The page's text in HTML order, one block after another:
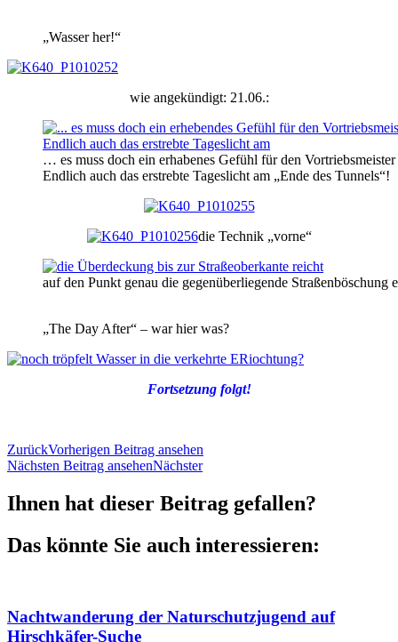
„Wasser her!“
wie angekündigt: 21.06.:
… es muss doch ein erhabenes Gefühl für den Vortriebsmeister
Endlich auch das erstrebte Tageslicht am „Ende des Tunnels“!
die Technik „vorne“
auf den Punkt genau die gegenüberliegende Straßenböschung
„The Day After“ – war hier was?
Fortsetzung folgt!
ZurückVorherigen Beitrag ansehen
Nächsten Beitrag ansehenNächster
Ihnen hat dieser Beitrag gefallen?
Das könnte Sie auch interessieren:
Nachtwanderung der Naturschutzjugend auf
Hirschkäfer-Suche